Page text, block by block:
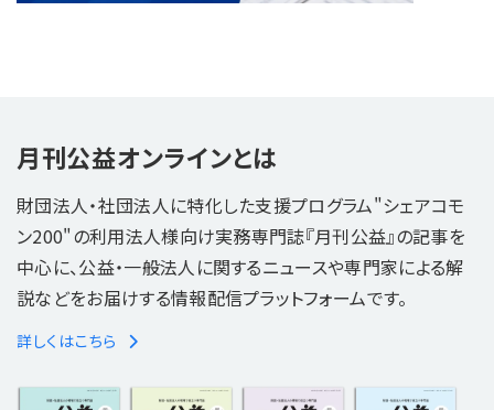
月刊公益オンラインとは
財団法人・社団法人に特化した支援プログラム"シェアコモ
ン200"の利用法人様向け実務専門誌『月刊公益』の記事を
中心に、公益・一般法人に関するニュースや専門家による解
説などをお届けする情報配信プラットフォームです。
詳しくはこちら